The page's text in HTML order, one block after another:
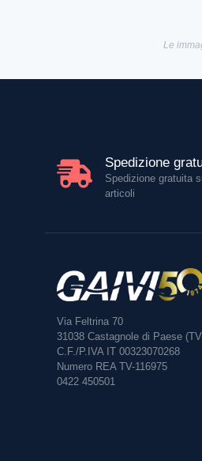
Le
Spedizione
Spedizione gratuita
articoli
Via Feltrina 70
31038 Castagnole di Paese
C.F./P.IVA IT 00323070268
Numero REA TV-116975
0422 450501